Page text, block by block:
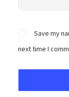
Save my
next time I